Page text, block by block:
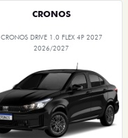
CRONOS
CRONOS DRIVE 1.0 FLEX 4P 2027
2026/2027